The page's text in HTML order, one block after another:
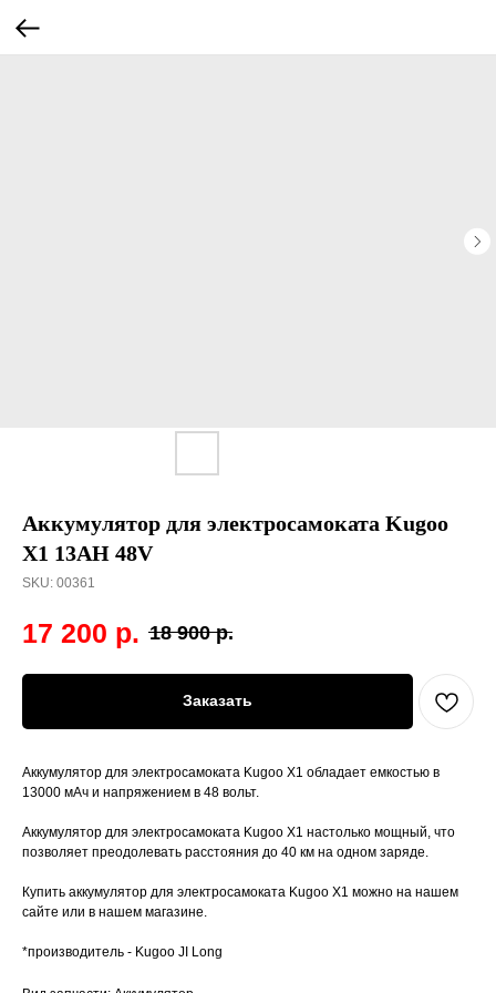
Аккумулятор для электросамоката Kugoo
X1 13AH 48V
SKU: 00361
17 200 р. 18 900 р.
Заказать
Аккумулятор для электросамоката Kugoo X1 обладает емкостью в
13000 мАч и напряжением в 48 вольт.
Аккумулятор для электросамоката Kugoo X1 настолько мощный, что
позволяет преодолевать расстояния до 40 км на одном заряде.
Купить аккумулятор для электросамоката Kugoo X1 можно на нашем
сайте или в нашем магазине.
*производитель - Kugoo JI Long